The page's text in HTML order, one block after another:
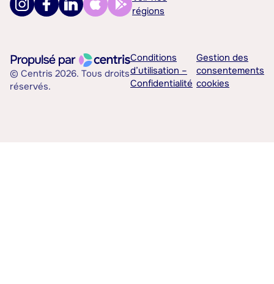
régions
© Centris 2026. Tous droits
réservés.
Conditions
d’utilisation –
Confidentialité
Gestion des
consentements
cookies